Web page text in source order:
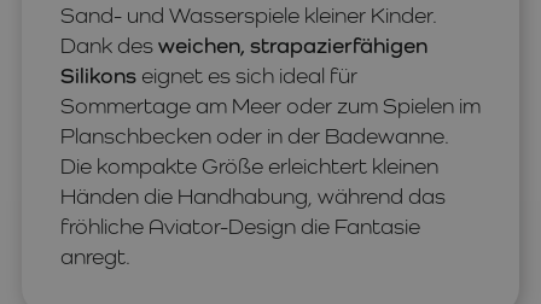
Sand- und Wasserspiele kleiner Kinder.
Dank desweichen, strapazierfähigen
Silikons eignet es sich ideal für
Sommertage am Meer oder zum Spielen im
Planschbecken oder in der Badewanne.
Die kompakte Größe erleichtert kleinen
Händen die Handhabung, während das
fröhliche Aviator-Design die Fantasie
anregt.